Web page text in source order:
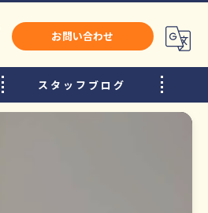
お問い合わせ
スタッフブログ